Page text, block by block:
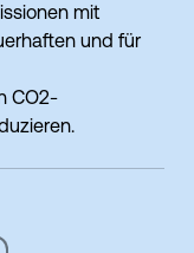
mit
und für
CO2-